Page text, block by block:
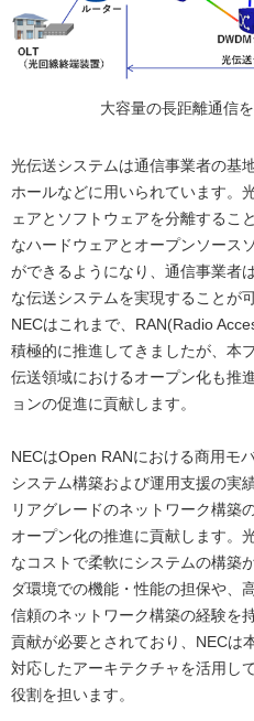
大容量の長距離通信
光伝送システムは通信事業者の基
ホールなどに用いられています。
ェアとソフトウェアを分離するこ
なハードウェアとオープンソース
ができるようになり、通信事業者
な伝送システムを実現することが
NECはこれまで、RAN(Radio
積極的に推進してきましたが、本
伝送領域におけるオープン化も推
ョンの促進に貢献します。
NECはOpen RANにおける商用モ
システム構築および運用支援の実
リアグレードのネットワーク構築
オープン化の推進に貢献します。
なコストで柔軟にシステムの構築
ダ環境での機能・性能の担保や、
信頼のネットワーク構築の経験を
貢献が必要とされており、NECは
対応したアーキテクチャを活用し
役割を担います。